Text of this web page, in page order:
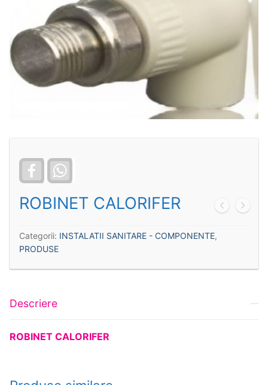
Facebook
ROBINET CALORIFER
Categorii: INSTALATII SANITARE - COMPONENTE,
PRODUSE
Descriere
ROBINET CALORIFER